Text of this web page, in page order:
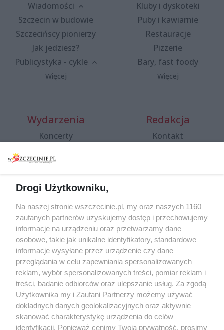
Wiadomości
Szczecin w budowie
Szczecińscy pionierzy
Jak jedziesz?
Publicystyka - cykle
Więcej
Kluby i dyskoteki
Puby i kawiarnie
Restauracje
Pizzerie
Bary, fast foody
Więcej
Wydarzenia
Koncerty
Spacery i oprowadzania
targi
Wernisaże
Więcej
Redakcja
Kontakt
Specjalny koncert z okazji
20. urodzin portalu
wSzczecinie.pl
Regulamin konkursów
śniadaniówka "Hej
Szczecin! Jest piątek!"
Partnerzy
Praca Szczecin
Drogi Użytkowniku,
Na naszej stronie wszczecinie.pl, my oraz naszych 1160
zaufanych partnerów uzyskujemy dostęp i przechowujemy
informacje na urządzeniu oraz przetwarzamy dane
osobowe, takie jak unikalne identyfikatory, standardowe
informacje wysyłane przez urządzenie czy dane
przeglądania w celu zapewniania spersonalizowanych
reklam, wybór spersonalizowanych treści, pomiar reklam i
treści, badanie odbiorców oraz ulepszanie usług. Za zgodą
Użytkownika my i Zaufani Partnerzy możemy używać
dokładnych danych geolokalizacyjnych oraz aktywnie
skanować charakterystykę urządzenia do celów
identyfikacji. Ponieważ cenimy Twoją prywatność, prosimy